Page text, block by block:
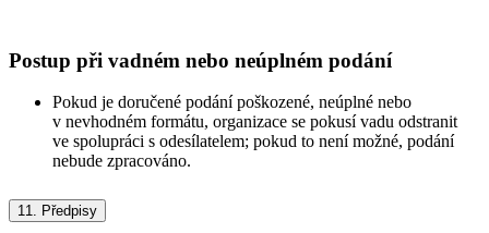
Postup při vadném nebo neúplném podání
Pokud je doručené podání poškozené, neúplné nebo
v nevhodném formátu, organizace se pokusí vadu odstranit
ve spolupráci s odesílatelem; pokud to není možné, podání
nebude zpracováno.
11. Předpisy